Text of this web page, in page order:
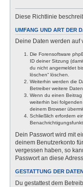
Diese Richtlinie
UMFANG UND ART DER
Deine Daten werden auf
Die Forensoftware
ID deiner Sitzung
du nicht angemeldet
löschen“ löschen.
Weiterhin werden die
Betreiber weitere
Wenn du einen
weiterhin bei
deinem Browser
Schließlich erfordern
Dein Passwort wird mit
deinem Benutzerkonto
vergessen haben, so
Passwort an diese
GESTATTUNG DER
Du gestattest dem